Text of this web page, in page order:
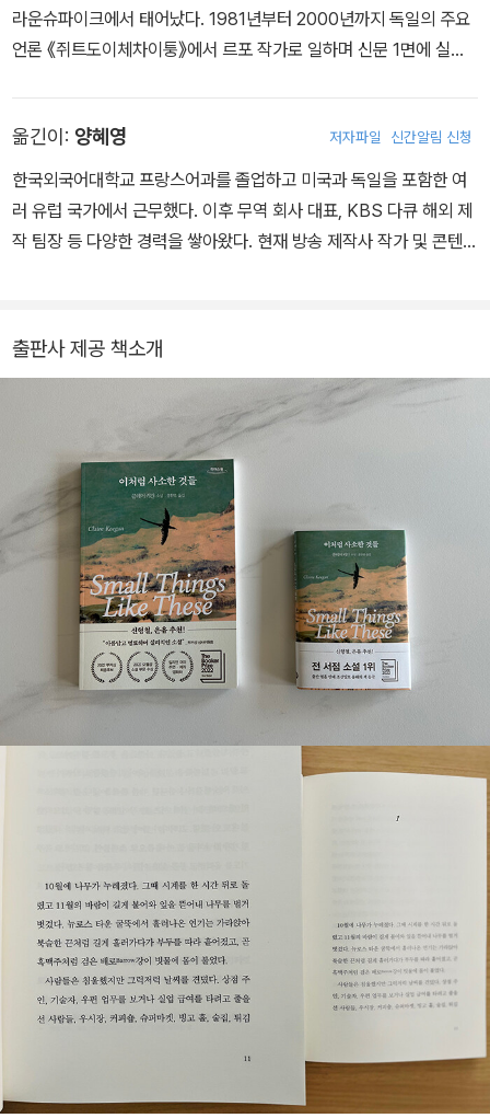
라운슈파이크에서 태어났다. 1981년부터 2000년까지 독일의 주요
언론 《쥐트도이체차이퉁》에서 르포 작가로 일하며 신문 1면에 실리
는 ‘요제프 로트상’, 독일의 퓰리처상으로 불리는 ‘테오도르 볼프상’을
수상한 바 있다. 특유의 유쾌한 문체와 허를 찌르는 통찰로 칼럼니스
트뿐 아니라 작가로서 여전히 사랑받고 있다. 국내 발간된 저서로는
『무례한 시대를 품위 있게 건너는 법』, 『하케 씨의 맛있는 가족 일기』
옮긴이: 양혜영 저자파일 신간알림 신청
한국외국어대학교 프랑스어과를 졸업하고 미국과 독일을 포함한 여
러 유럽 국가에서 근무했다. 이후 무역 회사 대표, KBS 다큐 해외 제
작 팀장 등 다양한 경력을 쌓아왔다. 현재 방송 제작사 작가 및 콘텐츠
출판사 제공 책소개